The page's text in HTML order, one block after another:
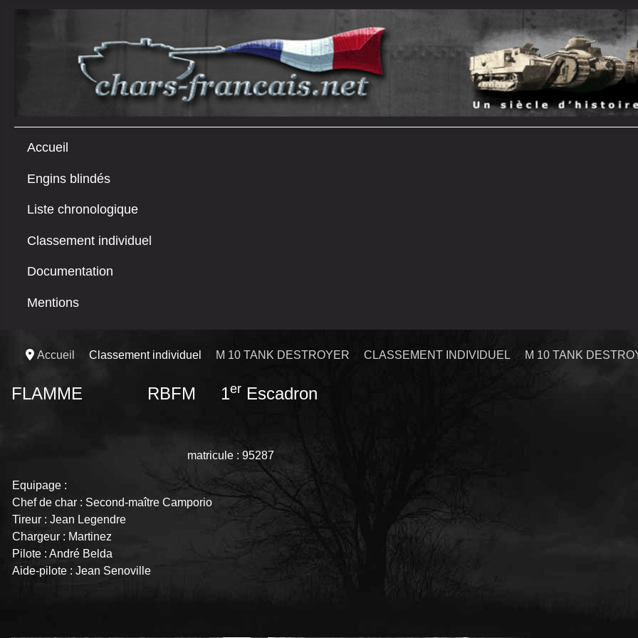
Accueil
Engins blindés
Liste chronologique
Classement individuel
Documentation
Mentions
Accueil Classement individuel M 10 TANK DESTROYER CLASSEMENT INDIVIDUEL M 10 TANK
FLAMME RBFM 1er Escadron
matricule : 95287
Equipage :
Chef de char : Second-maître Camporio
Tireur : Jean Legendre
Chargeur : Martinez
Pilote : André Belda
Aide-pilote : Jean Senoville